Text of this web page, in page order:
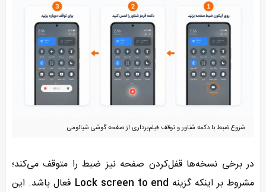
شروع ضبط با دکمه شناور و توقف فیلم‌برداری از صفحه گوشی شیائومی
در برخی نسخه‌ها قفل‌کردن صفحه نیز ضبط را متوقف می‌کند؛
مشروط بر اینکه گزینه Lock screen to end فعال باشد. این